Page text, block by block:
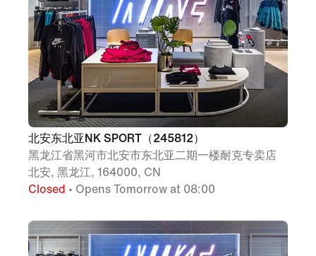
北安东北亚NK SPORT（245812）
黑龙江省黑河市北安市东北亚二期一楼耐克专卖店
北安, 黑龙江, 164000, CN
Closed • Opens Tomorrow at 08:00